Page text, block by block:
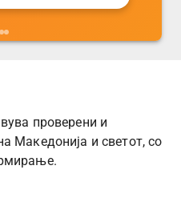
проверени и
Македонија и светот, со